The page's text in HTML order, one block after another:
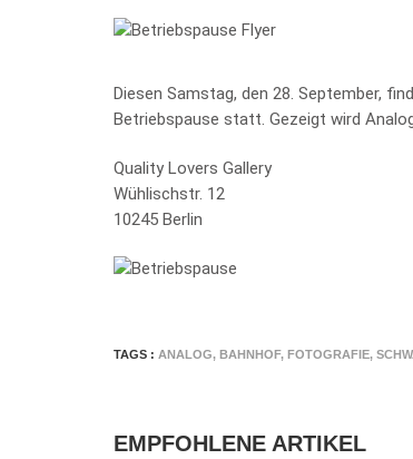
Diesen Samstag, den 28. September,
Betriebspause statt. Gezeigt wird
Quality Lovers Gallery
Wühlischstr. 12
10245 Berlin
TAGS : ANALOG, BAHNHOF, FOTOGRAFIE,
EMPFOHLENE ARTIKEL